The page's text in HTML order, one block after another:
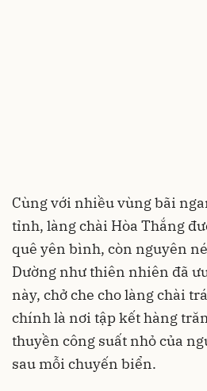
Cùng với nhiều vùng bãi
tỉnh, làng chài Hòa Thắng
quê yên bình, còn nguyên
Dường như thiên nhiên đã
này, chở che cho làng chài
chính là nơi tập kết hàng
thuyền công suất nhỏ của
sau mỗi chuyến biển.